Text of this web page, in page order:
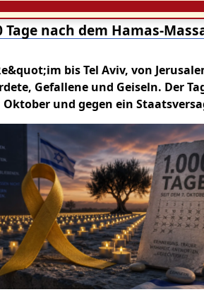
Tage nach dem Hamas-
bis Tel Aviv, von
Gefallene und Geiseln. Der
Oktober und gegen ein